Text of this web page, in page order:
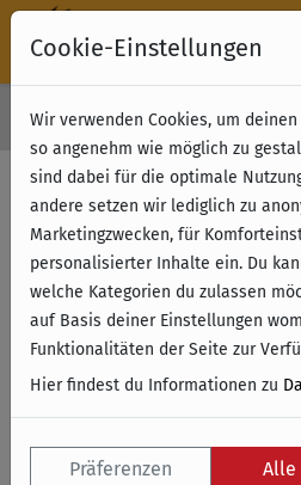
Kostenloser Versand & Retoure ab
Cookie-Einstellungen
Wir verwenden Cookies, um
so angenehm wie möglich zu
sind dabei für die optimale
andere setzen wir lediglich zu
Marketingzwecken, für
personalisierter Inhalte ein. Du
welche Kategorien du zulassen
auf Basis deiner Einstellungen
Funktionalitäten der Seite zur
Hier findest du Informationen zu
Präferenzen
Alle